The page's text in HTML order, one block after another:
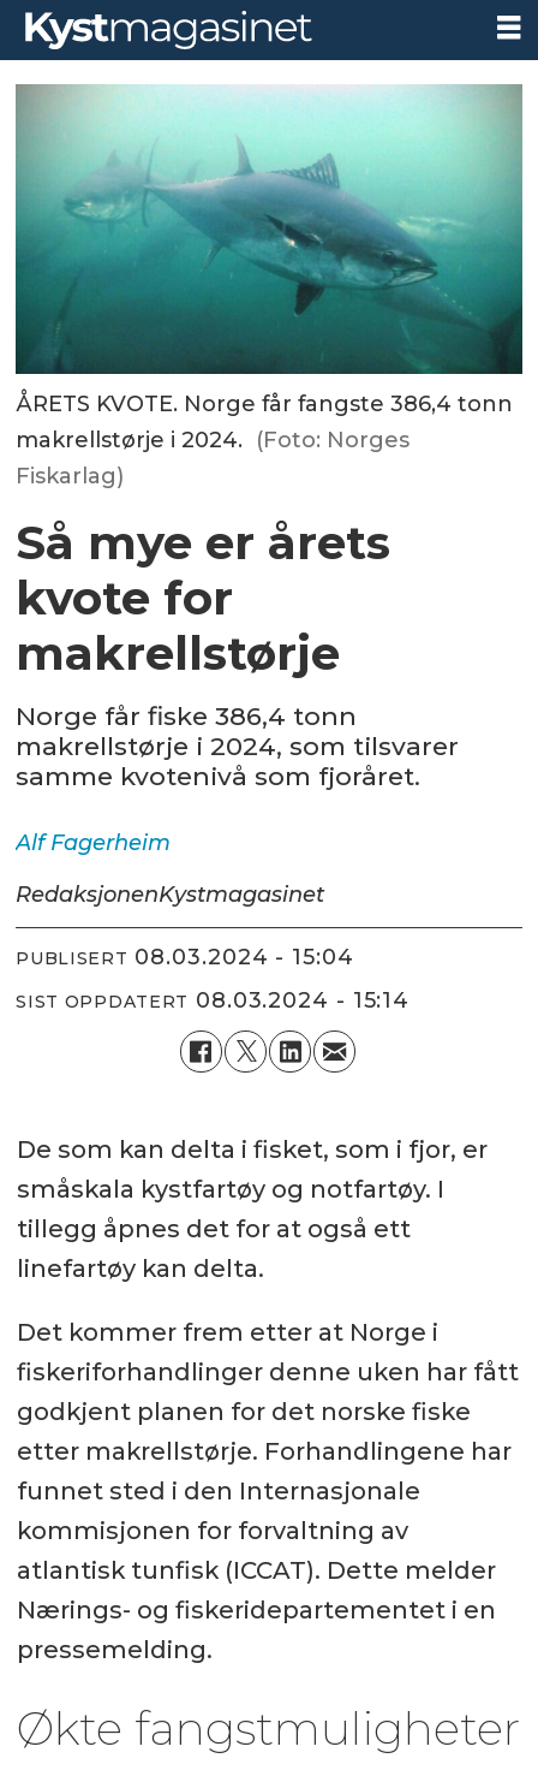
ÅRETS KVOTE. Norge får fangste 386,4 tonn
makrellstørje i 2024. (Foto: Norges
Fiskarlag)
Så mye er årets
kvote for
makrellstørje
Norge får fiske 386,4 tonn
makrellstørje i 2024, som tilsvarer
samme kvotenivå som fjoråret.
Alf Fagerheim
RedaksjonenKystmagasinet
PUBLISERT 08.03.2024 - 15:04
SIST OPPDATERT 08.03.2024 - 15:14
De som kan delta i fisket, som i fjor, er
småskala kystfartøy og notfartøy. I
tillegg åpnes det for at også ett
linefartøy kan delta.
Det kommer frem etter at Norge i
fiskeriforhandlinger denne uken har fått
godkjent planen for det norske fiske
etter makrellstørje. Forhandlingene har
funnet sted i den Internasjonale
kommisjonen for forvaltning av
atlantisk tunfisk (ICCAT). Dette melder
Nærings- og fiskeridepartementet i en
pressemelding.
Økte fangstmuligheter